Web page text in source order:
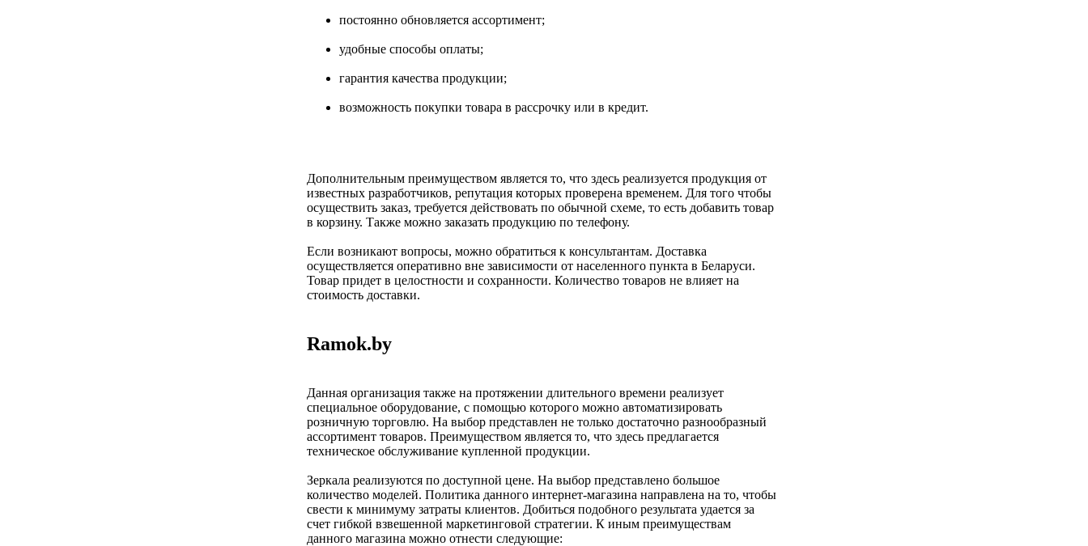
постоянно обновляется ассортимент;
удобные способы оплаты;
гарантия качества продукции;
возможность покупки товара в рассрочку или в кредит.
Дополнительным преимуществом является то, что здесь реализуется продукция от
известных разработчиков, репутация которых проверена временем. Для того чтобы
осуществить заказ, требуется действовать по обычной схеме, то есть добавить товар
в корзину. Также можно заказать продукцию по телефону.
Если возникают вопросы, можно обратиться к консультантам. Доставка
осуществляется оперативно вне зависимости от населенного пункта в Беларуси.
Товар придет в целостности и сохранности. Количество товаров не влияет на
стоимость доставки.
Ramok.by
Данная организация также на протяжении длительного времени реализует
специальное оборудование, с помощью которого можно автоматизировать
розничную торговлю. На выбор представлен не только достаточно разнообразный
ассортимент товаров. Преимуществом является то, что здесь предлагается
техническое обслуживание купленной продукции.
Зеркала реализуются по доступной цене. На выбор представлено большое
количество моделей. Политика данного интернет-магазина направлена на то, чтобы
свести к минимуму затраты клиентов. Добиться подобного результата удается за
счет гибкой взвешенной маркетинговой стратегии. К иным преимуществам
данного магазина можно отнести следующие: